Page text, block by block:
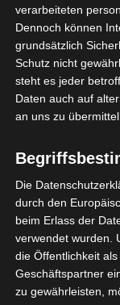
Endspurt auf
das
Gespräche
Eine ganze
isdv
uns sehr.
Kommt
verarbeiteten
Dennoch können
grundsätzlich
Schutz nicht
steht es jeder
Daten auch auf
an uns zu
Die
durch den
beim Erlass der
verwendet wurden.
die Öffentlichkeit
Geschäftspartner
zu gewährleisten,